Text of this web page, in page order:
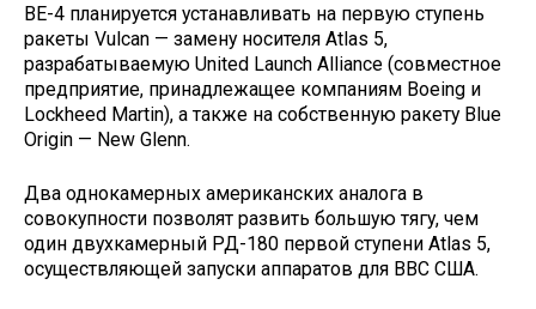
ВE-4 планируется устанавливать на первую ступень
ракеты Vulcan — замену носителя Atlas 5,
разрабатываемую United Launch Alliance (совместное
предприятие, принадлежащее компаниям Boeing и
Lockheed Martin), а также на собственную ракету Blue
Origin — New Glenn.
Два однокамерных американских аналога в
совокупности позволят развить большую тягу, чем
один двухкамерный РД-180 первой ступени Atlas 5,
осуществляющей запуски аппаратов для ВВС США.